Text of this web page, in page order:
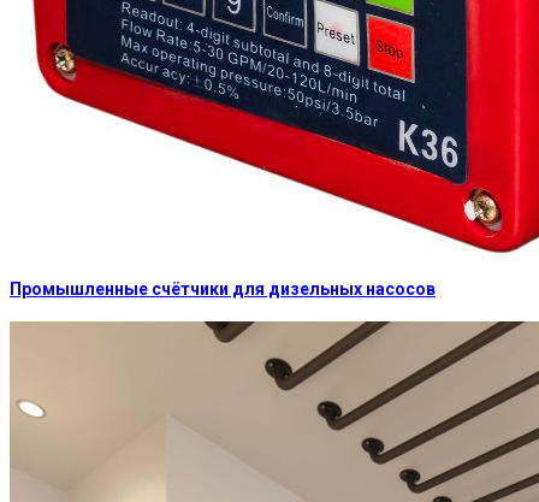
Промышленные счётчики для дизельных насосов